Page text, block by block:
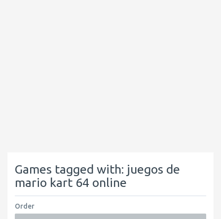
Games tagged with: juegos de
mario kart 64 online
Order